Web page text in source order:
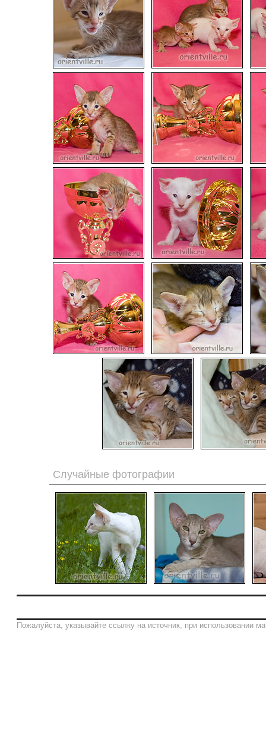
Случайные фотографии
Пожалуйста, указывайте ссылку на источник, при использовании